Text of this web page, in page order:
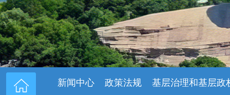
新闻中心 政策法规
基层治理和基层政